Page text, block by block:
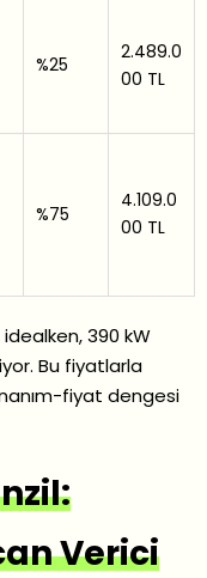
%25
2.489.0
00 TL
%75
4.109.0
00 TL
idealken, 390 kW
Bu fiyatlarla
fiyat dengesi
Verici